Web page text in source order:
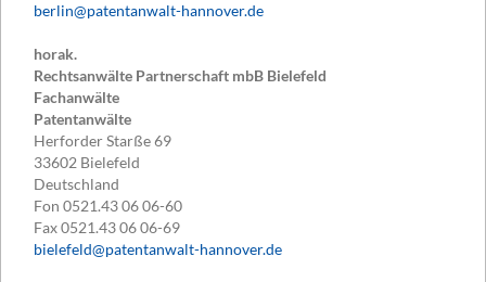
berlin@patentanwalt-hannover.de
horak.
Rechtsanwälte Partnerschaft mbB Bielefeld
Fachanwälte
Patentanwälte
Herforder Starße 69
33602 Bielefeld
Deutschland
Fon 0521.43 06 06-60
Fax0521.43 06 06-69
bielefeld@patentanwalt-hannover.de